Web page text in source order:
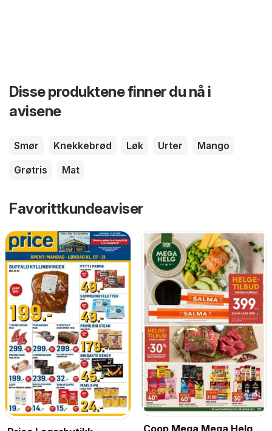
Disse produktene finner du nå i
avisene
Smør Knekkebrød Løk Urter
Mango
Grøtris
Mat
Favorittkundeaviser
Coop Mega Mega Helg